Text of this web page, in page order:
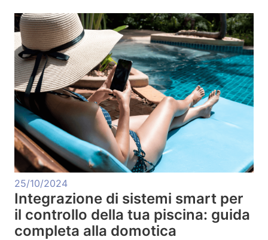
25/10/2024
Integrazione di sistemi smart per
il controllo della tua piscina: guida
completa alla domotica